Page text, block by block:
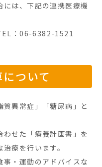
は、下記の連携医療機
：06-6382-1521
ついて
異常症」「糖尿病」と
せた「療養計画書」を
療を行います。
事・運動のアドバイスな